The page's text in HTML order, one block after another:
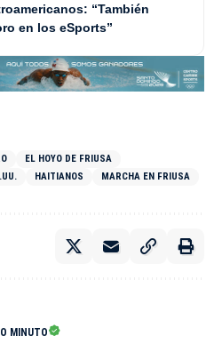
“También
en los eSports”
EL HOYO DE FRIUSA
HAITIANOS MARCHA EN FRIUSA
MINUTO